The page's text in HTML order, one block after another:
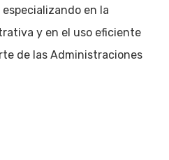
especializando en la
y en el uso eficiente
de las Administraciones